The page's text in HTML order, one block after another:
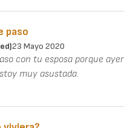
paso
23 Mayo 2020
con tu esposa porque ayer
muy asustada.